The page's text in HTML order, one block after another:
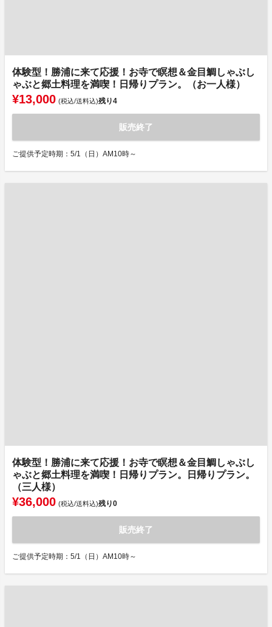
体験型！勝浦に来て応援！お寺で瞑想＆金目鯛しゃぶし
ゃぶと郷土料理を満喫！日帰りプラン。（お一人様）
¥13,000 (税込/送料込)残り4
販売終了
ご提供予定時期：5/1（日）AM10時～
体験型！勝浦に来て応援！お寺で瞑想＆金目鯛しゃぶし
ゃぶと郷土料理を満喫！日帰りプラン。日帰りプラン。
（三人様）
¥36,000 (税込/送料込)残り0
販売終了
ご提供予定時期：5/1（日）AM10時～